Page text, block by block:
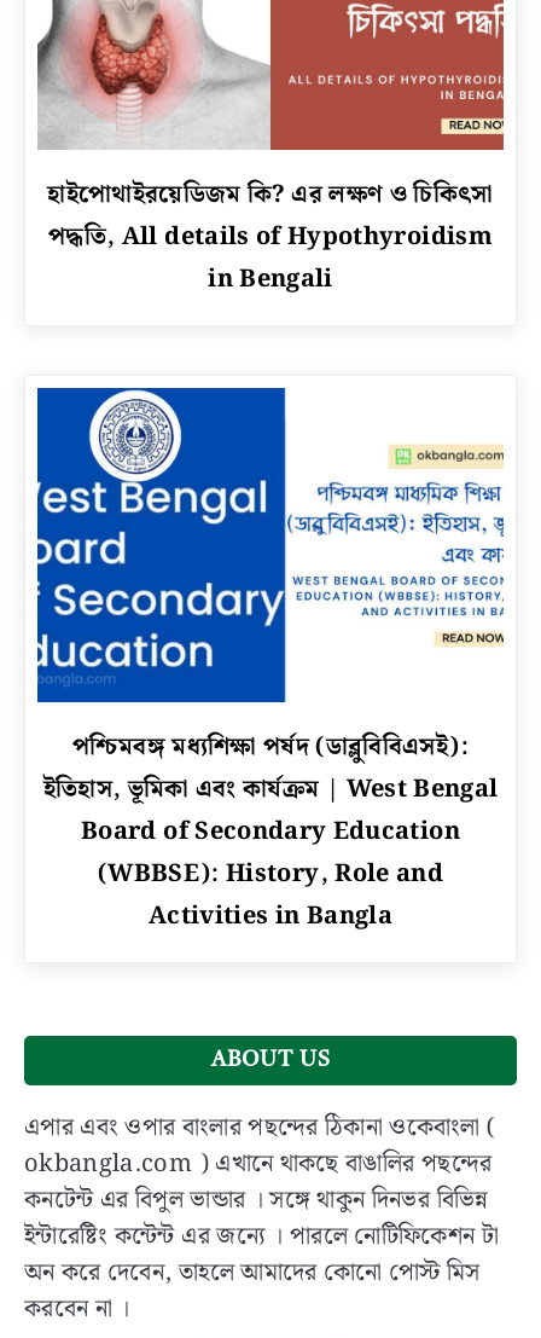
link
হাইপোথাইরয়েডিজম
চিকিৎসা
details
of
Hypothyroidism
in
Bengali
হাইপোথাইরয়েডিজম কি? এর লক্ষণ ও চিকিৎসা
পদ্ধতি, All details of Hypothyroidism
in Bengali
to
পশ্চিমবঙ্গ
মধ্যশিক্ষা
(ডাব্লুবিবিএসই):
|
Bengal
Board
of
Secondary
Education
(WBBSE):
History,
and
পশ্চিমবঙ্গ মধ্যশিক্ষা পর্ষদ (ডাব্লুবিবিএসই):
ইতিহাস, ভূমিকা এবং কার্যক্রম | West Bengal
Board of Secondary Education
(WBBSE): History, Role and
Activities in Bangla
ABOUT US
এপার এবং ওপার বাংলার পছন্দের ঠিকানা ওকেবাংলা (
okbangla.com ) এখানে থাকছে বাঙালির পছন্দের
কনটেন্ট এর বিপুল ভান্ডার । সঙ্গে থাকুন দিনভর বিভিন্ন
ইন্টারেষ্টিং কন্টেন্ট এর জন্যে । পারলে নোটিফিকেশন টা
অন করে দেবেন, তাহলে আমাদের কোনো পোস্ট মিস
করবেন না ।